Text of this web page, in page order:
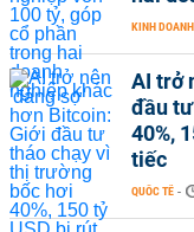
KINH DOANH
AI trở
đầu
40%,
tiếc
QUỐC TẾ -